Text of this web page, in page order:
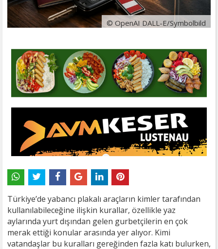
© OpenAI DALL-E/Symbolbild
Türkiye’de yabancı plakalı araçların kimler tarafından
kullanılabileceğine ilişkin kurallar, özellikle yaz
aylarında yurt dışından gelen gurbetçilerin en çok
merak ettiği konular arasında yer alıyor. Kimi
vatandaşlar bu kuralları gereğinden fazla katı bulurken,